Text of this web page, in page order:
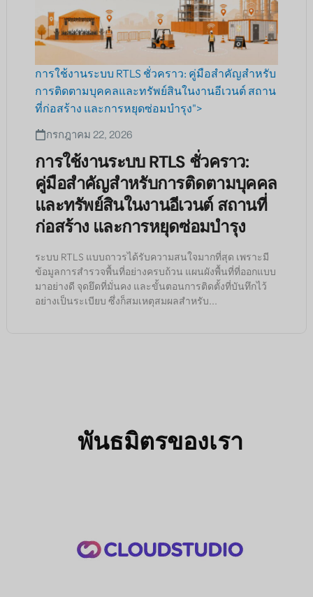
การใช้งานระบบ RTLS ชั่วคราว: คู่มือสำคัญสำหรับ
การติดตามบุคคลและทรัพย์สินในงานอีเวนต์ สถาน
ที่ก่อสร้าง และการหยุดซ่อมบำรุง">
กรกฎาคม 22, 2026
การใช้งานระบบ RTLS ชั่วคราว:
คู่มือสำคัญสำหรับการติดตามบุคคล
และทรัพย์สินในงานอีเวนต์ สถานที่
ก่อสร้าง และการหยุดซ่อมบำรุง
ระบบ RTLS แบบถาวรได้รับความสนใจมากที่สุด เพราะมี
ข้อมูลการสำรวจพื้นที่อย่างครบถ้วน แผนผังพื้นที่ที่ออกแบบ
มาอย่างดี จุดยึดที่มั่นคง และขั้นตอนการติดตั้งที่บันทึกไว้
อย่างเป็นระเบียบ ซึ่งก็สมเหตุสมผลสำหรับ...
พันธมิตรของเรา